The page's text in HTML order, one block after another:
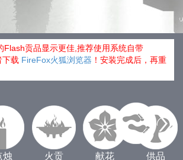
Flash贡品显示更佳,推荐使用系统自带
下载 FireFox火狐浏览器 ！安装完成后，再重
烛 火贡 献花 供品